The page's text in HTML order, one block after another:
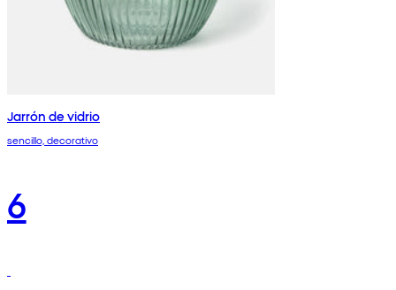
Jarrón de vidrio
sencillo, decorativo
6